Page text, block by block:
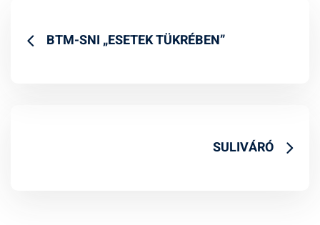
BTM-SNI „ESETEK TÜKRÉBEN”
SULIVÁRÓ